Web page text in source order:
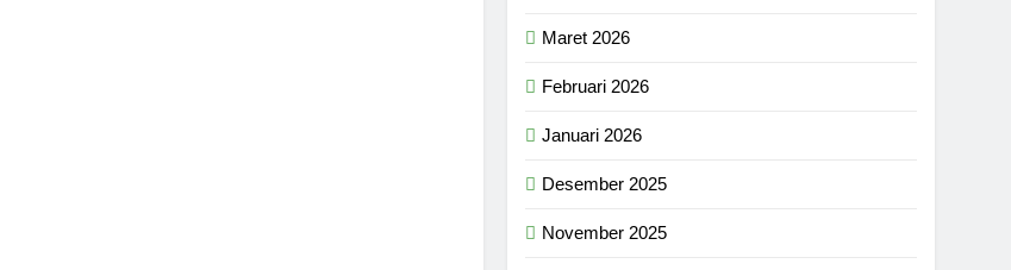
Maret 2026
Februari 2026
Januari 2026
Desember 2025
November 2025